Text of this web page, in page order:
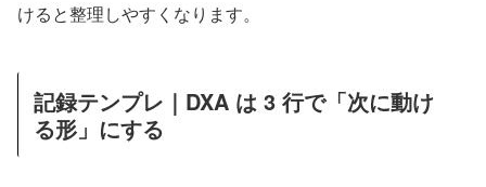
けると整理しやすくなります。
記録テンプレ｜DXA は 3 行で「次に動け
る形」にする